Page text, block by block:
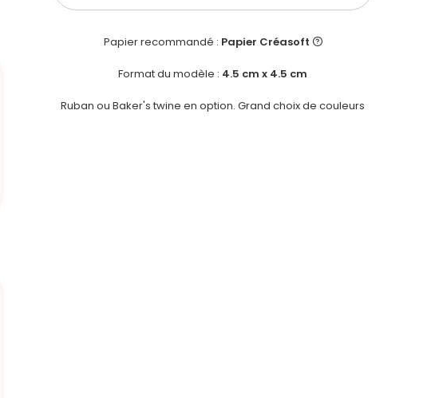
Papier recommandé : Papier Créasoft
Format du modèle : 4.5 cm x 4.5 cm
Ruban ou Baker's twine en option. Grand choix de couleurs